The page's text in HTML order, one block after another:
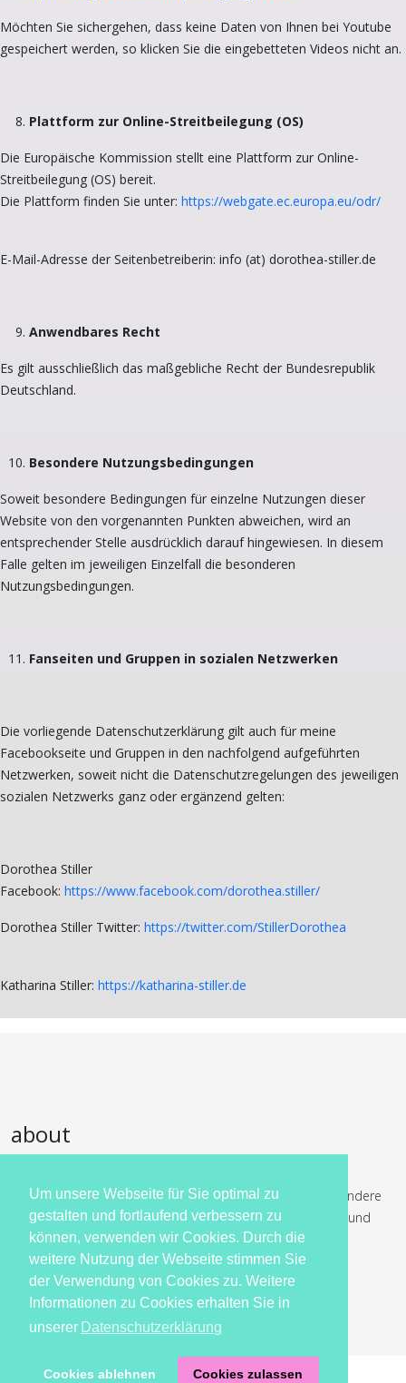
Um unsere Webseite für Sie optimal zu
gestalten und fortlaufend verbessern zu
können, verwenden wir Cookies. Durch die
weitere Nutzung der Webseite stimmen Sie
der Verwendung von Cookies zu. Weitere
Informationen zu Cookies erhalten Sie in
unserer Datenschutzerklärung
Cookies ablehnen Cookies zulassen
Möchten Sie sichergehen, dass keine Daten von Ihnen bei Youtube
gespeichert werden, so klicken Sie die eingebetteten Videos nicht an.
Plattform zur Online-Streitbeilegung (OS)
Die Europäische Kommission stellt eine Plattform zur Online-
Streitbeilegung (OS) bereit.
Die Plattform finden Sie unter: https://webgate.ec.europa.eu/odr/
E-Mail-Adresse der Seitenbetreiberin: info (at) dorothea-stiller.de
Anwendbares Recht
Es gilt ausschließlich das maßgebliche Recht der Bundesrepublik
Deutschland.
Besondere Nutzungsbedingungen
Soweit besondere Bedingungen für einzelne Nutzungen dieser
Website von den vorgenannten Punkten abweichen, wird an
entsprechender Stelle ausdrücklich darauf hingewiesen. In diesem
Falle gelten im jeweiligen Einzelfall die besonderen
Nutzungsbedingungen.
Fanseiten und Gruppen in sozialen Netzwerken
Die vorliegende Datenschutzerklärung gilt auch für meine
Facebookseite und Gruppen in den nachfolgend aufgeführten
Netzwerken, soweit nicht die Datenschutzregelungen des jeweiligen
sozialen Netzwerks ganz oder ergänzend gelten:
Dorothea Stiller
Facebook: https://www.facebook.com/dorothea.stiller/
Dorothea Stiller Twitter: https://twitter.com/StillerDorothea
Katharina Stiller: https://katharina-stiller.de
about
historische Liebesromane und Krimis. Dabei gilt ihre besondere
Liebe den britischen Inseln und dem späten achtzehnten und
frühen neunzehnten Jahrhundert.